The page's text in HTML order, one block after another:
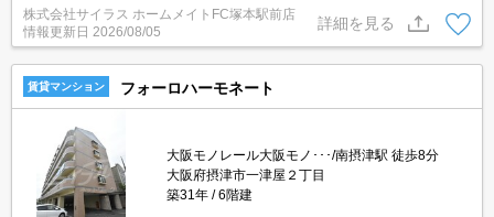
株式会社サイラス ホームメイトFC塚本駅前店
情報更新日 2026/08/05
詳細を見る
賃貸マンション フォーロハーモネート
大阪モノレール大阪モノ･･･/南摂津駅 徒歩8分
大阪府摂津市一津屋２丁目
築31年
6階建